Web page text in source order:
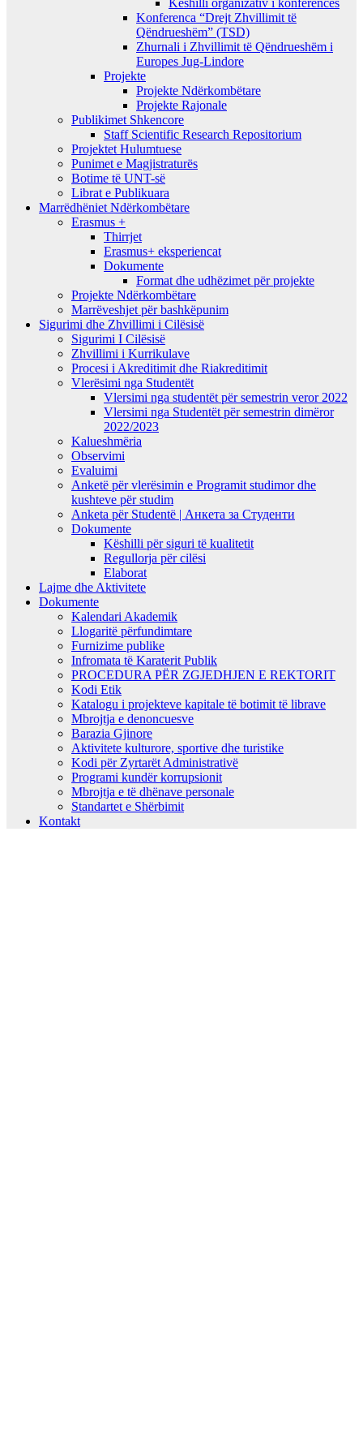
Konferenca “Drejt Zhvillimit të
Qëndrueshëm” (TSD)
Zhurnali i Zhvillimit të Qëndrueshëm i
Europes Jug-Lindore
Projekte
Projekte Ndërkombëtare
Projekte Rajonale
Publikimet Shkencore
Staff Scientific Research Repositorium
Projektet Hulumtuese
Punimet e Magjistraturës
Botime të UNT-së
Librat e Publikuara
Marrëdhëniet Ndërkombëtare
Erasmus +
Thirrjet
Erasmus+ eksperiencat
Dokumente
Format dhe udhëzimet për projekte
Projekte Ndërkombëtare
Marrëveshjet për bashkëpunim
Sigurimi dhe Zhvillimi i Cilësisë
Sigurimi I Cilësisë
Zhvillimi i Kurrikulave
Procesi i Akreditimit dhe Riakreditimit
Vlerësimi nga Studentët
Vlersimi nga studentët për semestrin veror 2022
Vlersimi nga Studentët për semestrin dimëror
2022/2023
Kalueshmëria
Observimi
Evaluimi
Anketë për vlerësimin e Programit studimor dhe
kushteve për studim
Anketa për Studentë | Анкета за Студенти
Dokumente
Këshilli për siguri të kualitetit
Regullorja për cilësi
Elaborat
Lajme dhe Aktivitete
Dokumente
Kalendari Akademik
Llogaritë përfundimtare
Furnizime publike
Infromata të Karaterit Publik
PROCEDURA PËR ZGJEDHJEN E REKTORIT
Kodi Etik
Katalogu i projekteve kapitale të botimit të librave
Mbrojtja e denoncuesve
Barazia Gjinore
Aktivitete kulturore, sportive dhe turistike
Kodi për Zyrtarët Administrativë
Programi kundër korrupsionit
Mbrojtja e të dhënave personale
Standartet e Shërbimit
Kontakt